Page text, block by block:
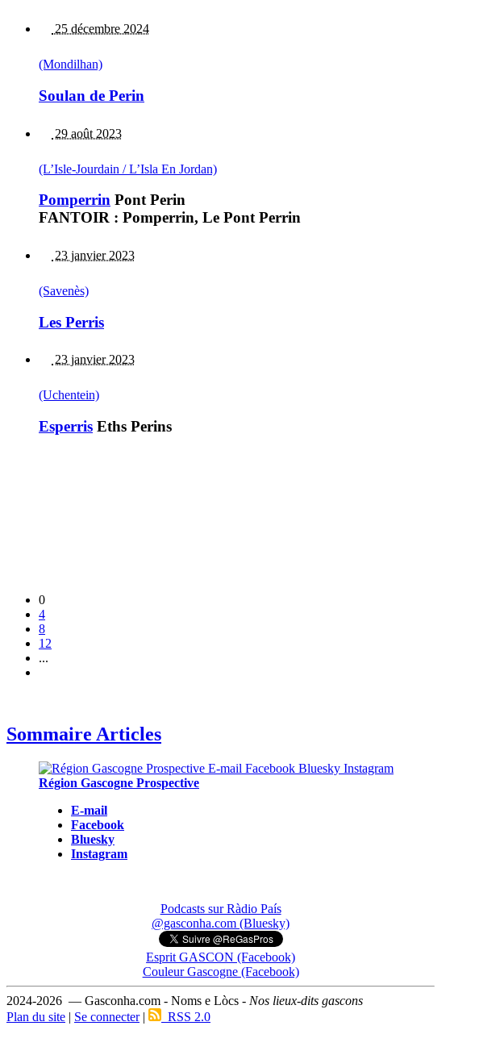
25 décembre 2024
(Mondilhan)
Soulan de Perin
29 août 2023
(L’Isle-Jourdain / L’Isla En Jordan)
Pomperrin Pont Perin
FANTOIR : Pomperrin, Le Pont Perrin
23 janvier 2023
(Savenès)
Les Perris
23 janvier 2023
(Uchentein)
Esperris Eths Perins
0
4
8
12
...
Sommaire Articles
Région Gascogne Prospective
E-mail
Facebook
Bluesky
Instagram
Podcasts sur Ràdio País
@gasconha.com (Bluesky)
Esprit GASCON (Facebook)
Couleur Gascogne (Facebook)
2024-2026 — Gasconha.com - Noms e Lòcs - Nos lieux-dits gascons
Plan du site | Se connecter| RSS 2.0